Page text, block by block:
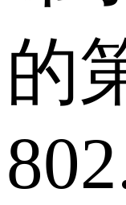
的